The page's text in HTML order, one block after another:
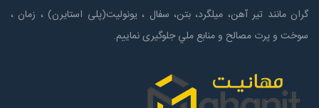
گران مانند تیر آهن، میلگرد، بتن، سفال ، یونولیت(پلی استايرن) ، زمان ،
سوخت و پرت مصالح و منابع ملي جلوگیری نماییم.